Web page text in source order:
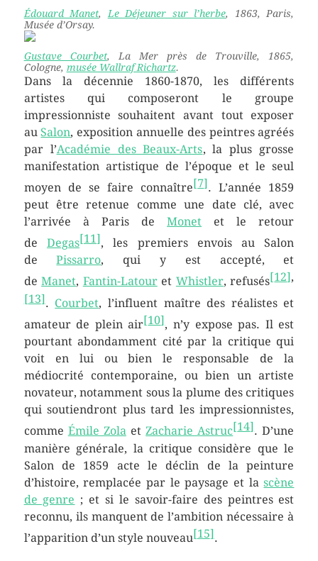
Édouard Manet, Le Déjeuner sur l’herbe, 1863, Paris,
Musée d’Orsay.
Gustave Courbet, La Mer près de Trouville, 1865,
Cologne, musée Wallraf Richartz.
Dans la décennie 1860-1870, les différents
artistes qui composeront le groupe
impressionniste souhaitent avant tout exposer
auSalon, exposition annuelle des peintres agréés
par l’Académie des Beaux-Arts, la plus grosse
manifestation artistique de l’époque et le seul
moyen de se faire connaître[7]. L’année 1859
peut être retenue comme une date clé, avec
l’arrivée à Paris deMonet et le retour
de Degas[11], les premiers envois au Salon
dePissarro, qui y est accepté, et
deManet, Fantin-Latouret Whistler, refusés[12] ,
[13]. Courbet, l’influent maître des réalistes et
amateur de plein air[10], n’y expose pas. Il est
pourtant abondamment cité par la critique qui
voit en lui ou bien le responsable de la
médiocrité contemporaine, ou bien un artiste
novateur, notamment sous la plume des critiques
qui soutiendront plus tard les impressionnistes,
comme Émile ZolaetZacharie Astruc[14]. D’une
manière générale, la critique considère que le
Salon de 1859 acte le déclin de la peinture
d’histoire, remplacée par le paysage et lascène
de genre ; et si le savoir-faire des peintres est
reconnu, ils manquent de l’ambition nécessaire à
l’apparition d’un style nouveau[15].